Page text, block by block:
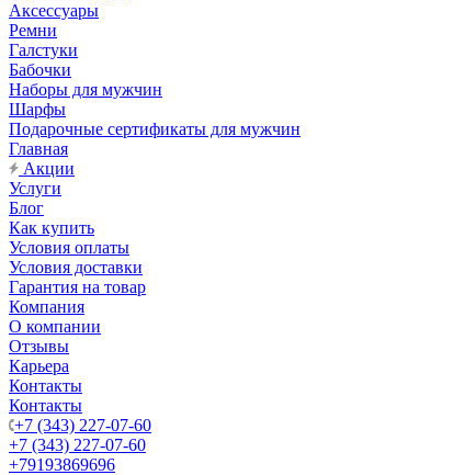
Аксессуары
Ремни
Галстуки
Бабочки
Наборы для мужчин
Шарфы
Подарочные сертификаты для мужчин
Главная
Акции
Услуги
Блог
Как купить
Условия оплаты
Условия доставки
Гарантия на товар
Компания
О компании
Отзывы
Карьера
Контакты
Контакты
+7 (343) 227-07-60
+7 (343) 227-07-60
+79193869696